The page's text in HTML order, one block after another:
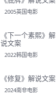
2005英国电影
《下一个素熙》解
说文案
2022韩国电影
《修复》解说文案
2024南非电影